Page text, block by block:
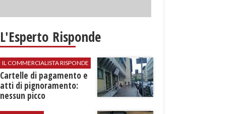
L'Esperto Risponde
IL COMMERCIALISTA RISPONDE
Cartelle di pagamento e
atti di pignoramento:
nessun picco